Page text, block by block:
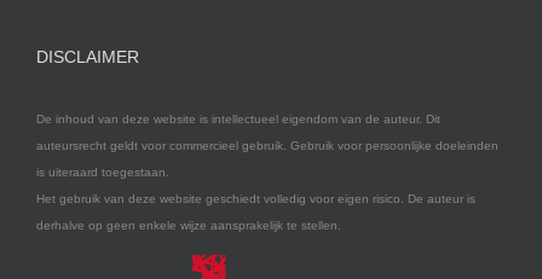
DISCLAIMER
De inhoud van deze website is intellectueel eigendom van de auteur. Dit
auteursrecht geldt voor commercieel gebruik. Gebruik voor persoonlijke doeleinden
is uiteraard toegestaan.
Het gebruik van deze website geschiedt volledig voor eigen risico. De auteur is
derhalve op geen enkele wijze aansprakelijk te stellen.